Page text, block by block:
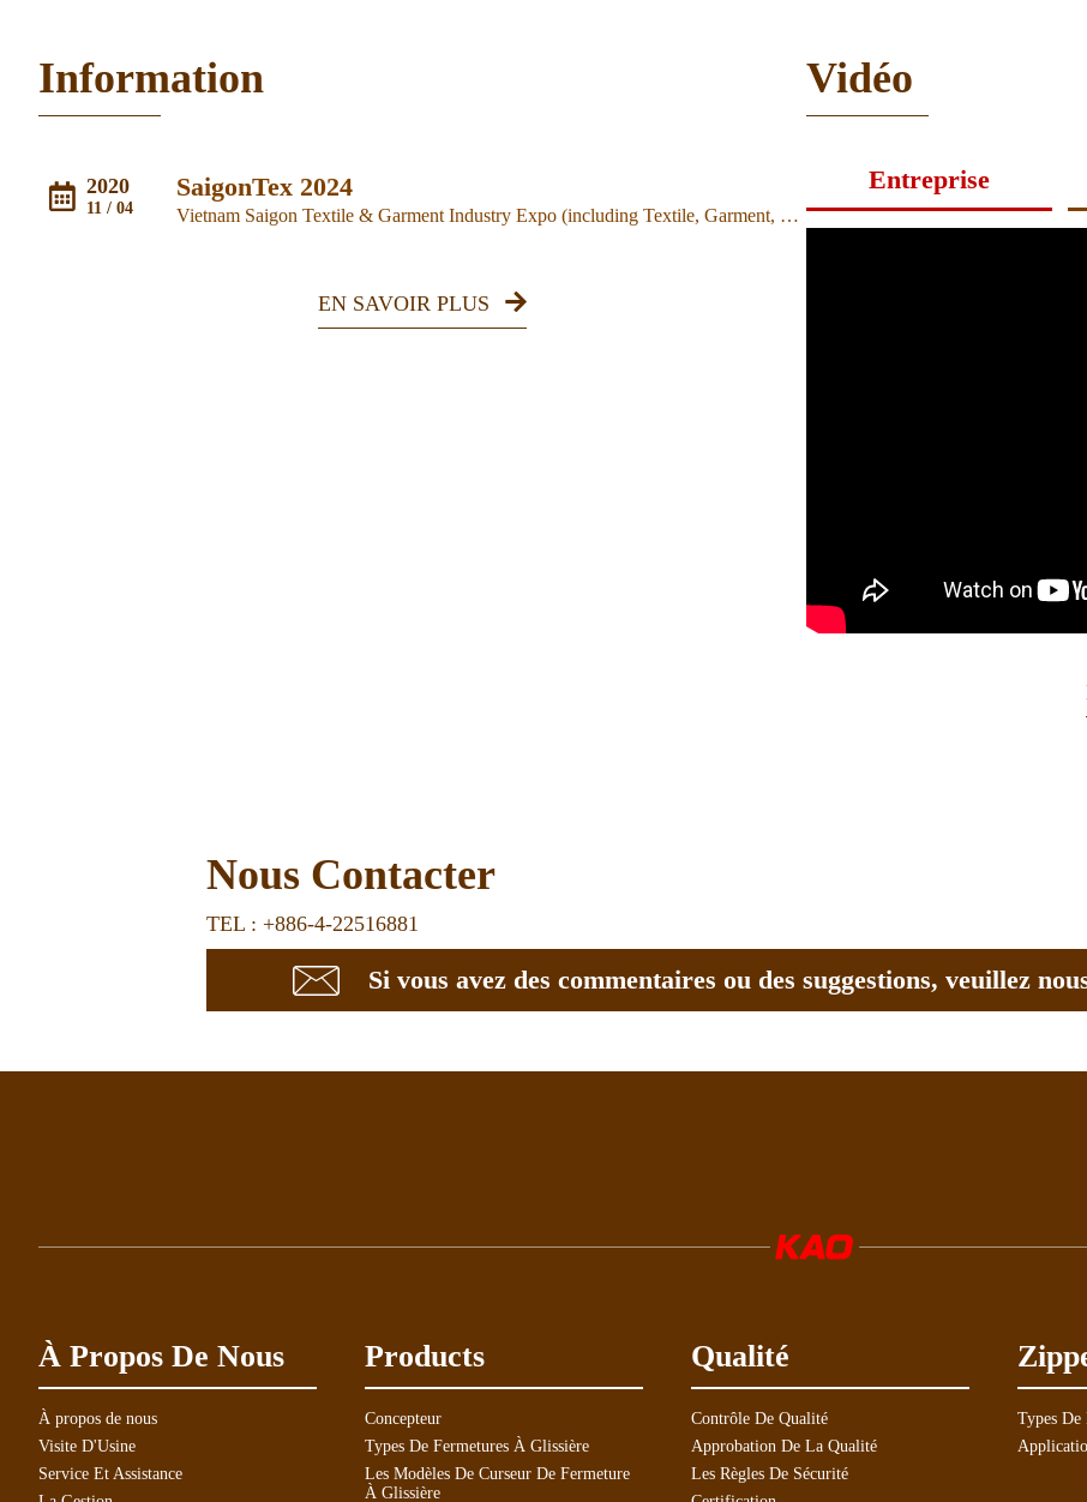
Information
2020
11 / 04
SaigonTex 2024
Vietnam Saigon Textile & Garment Industry Expo (including Textile, Garment, Dye and No...
EN SAVOIR PLUS
Vidéo
Entreprise
Nous Contacter
TEL : +886-4-22516881
Si vous avez des commentaires ou des suggestions, veuillez
À Propos De Nous
À propos de nous
Visite D'Usine
Service Et Assistance
Products
Concepteur
Types De Fermetures À Glissière
Les Modèles De Curseur De Fermeture
À Glissière
Qualité
Contrôle De Qualité
Approbation De La Qualité
Les Règles De Sécurité
Types De